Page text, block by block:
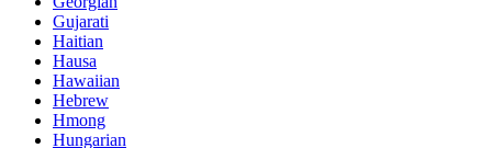
Gujarati
Haitian
Hausa
Hawaiian
Hebrew
Hmong
Hungarian